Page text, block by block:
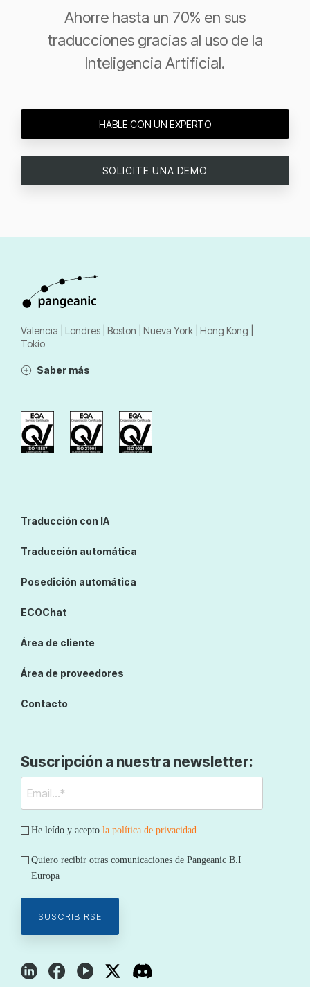
Ahorre hasta un 70% en sus
traducciones gracias al uso de la
Inteligencia Artificial.
HABLE CON UN EXPERTO
SOLICITE UNA DEMO
Valencia | Londres | Boston | Nueva York | Hong Kong |
Tokio
Saber más
Traducción con IA
Traducción automática
Posedición automática
ECOChat
Área de cliente
Área de proveedores
Contacto
Suscripción a nuestra newsletter:
He leído y acepto la política de privacidad
Quiero recibir otras comunicaciones de Pangeanic B.I
Europa